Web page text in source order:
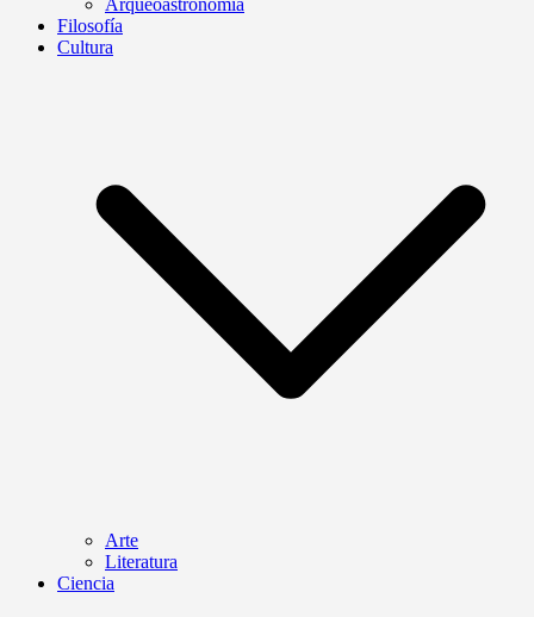
Arqueoastronomía
Filosofía
Cultura
Arte
Literatura
Ciencia